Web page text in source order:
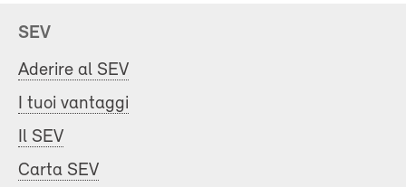
SEV
Aderire al SEV
I tuoi vantaggi
Il SEV
Carta SEV